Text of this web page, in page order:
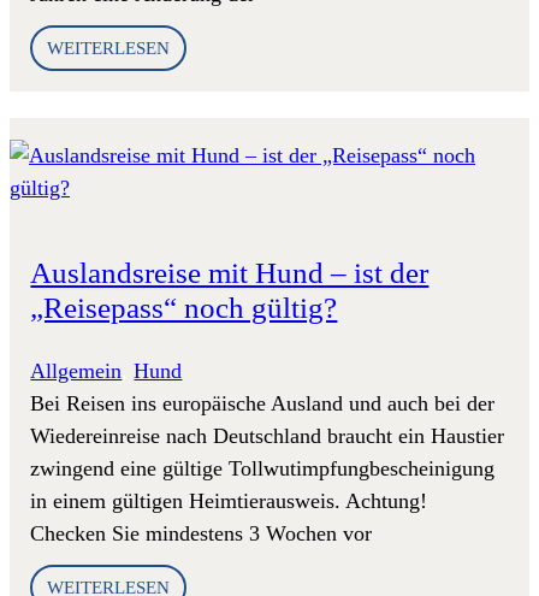
WEITERLESEN
Auslandsreise mit Hund – ist der
„Reisepass“ noch gültig?
Allgemein , Hund
Bei Reisen ins europäische Ausland und auch bei der
Wiedereinreise nach Deutschland braucht ein Haustier
zwingend eine gültige Tollwutimpfungbescheinigung
in einem gültigen Heimtierausweis. Achtung!
Checken Sie mindestens 3 Wochen vor
WEITERLESEN